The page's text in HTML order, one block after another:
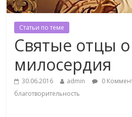
Статьи по теме
Святые отцы
милосердия
30.06.2016 admin
0
благотворительность